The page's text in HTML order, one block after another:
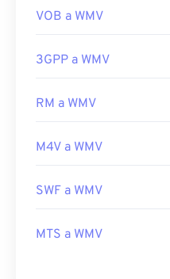
VOB a WMV
3GPP a WMV
RM a WMV
M4V a WMV
SWF a WMV
MTS a WMV